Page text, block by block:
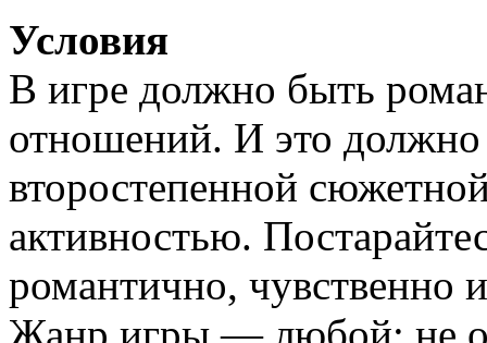
Условия
В игре должно быть
отношений. И это
второстепенной
активностью.
романтично, чувственно